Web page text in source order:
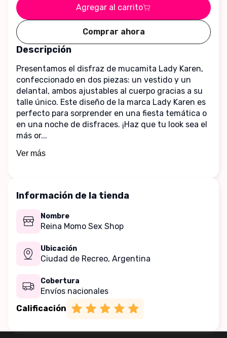
Agregar al carrito
Comprar ahora
Descripción
Presentamos el disfraz de mucamita Lady Karen,
confeccionado en dos piezas: un vestido y un
delantal, ambos ajustables al cuerpo gracias a su
talle único. Este diseño de la marca Lady Karen es
perfecto para sorprender en una fiesta temática o
en una noche de disfraces. ¡Haz que tu look sea el
más or...
Ver más
Información de la tienda
Nombre
Reina Momo Sex Shop
Ubicación
Ciudad de Recreo, Argentina
Cobertura
Envíos nacionales
Calificación